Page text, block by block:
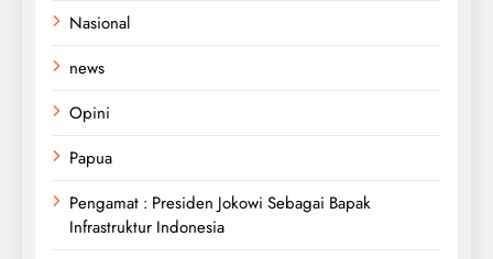
Nasional
news
Opini
Papua
Pengamat : Presiden Jokowi Sebagai Bapak
Infrastruktur Indonesia